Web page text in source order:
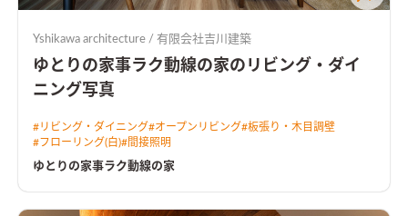
Yshikawa architecture / 有限会社吉川建築
ゆとりの家事ラク動線の家のリビング・ダイ
ニング写真
#リビング・ダイニング#オープンリビング#板張り・木目調壁
#フローリング(白)#間接照明
ゆとりの家事ラク動線の家